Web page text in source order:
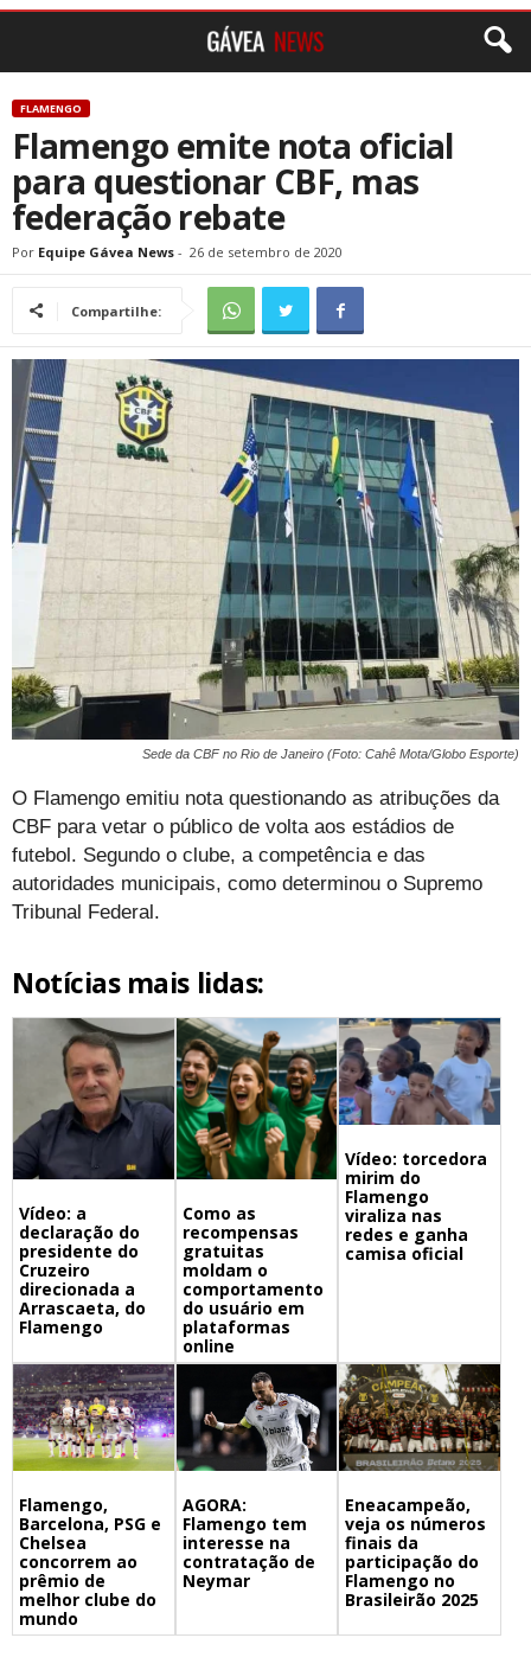
FLAMENGO
Flamengo emite nota oficial
para questionar CBF, mas
federação rebate
Por Equipe Gávea News - 26 de setembro de 2020
Compartilhe:
Sede da CBF no Rio de Janeiro (Foto: Cahê Mota/Globo Esporte)
O Flamengo emitiu nota questionando as atribuções da
CBF para vetar o público de volta aos estádios de
futebol. Segundo o clube, a competência e das
autoridades municipais, como determinou o Supremo
Tribunal Federal.
Notícias mais lidas:
Vídeo: a
declaração do
presidente do
Cruzeiro
direcionada a
Arrascaeta, do
Flamengo
Como as
recompensas
gratuitas
moldam o
comportamento
do usuário em
plataformas
online
Vídeo: torcedora
mirim do
Flamengo
viraliza nas
redes e ganha
camisa oficial
Flamengo,
Barcelona, PSG e
Chelsea
concorrem ao
prêmio de
melhor clube do
mundo
AGORA:
Flamengo tem
interesse na
contratação de
Neymar
Eneacampeão,
veja os números
finais da
participação do
Flamengo no
Brasileirão 2025